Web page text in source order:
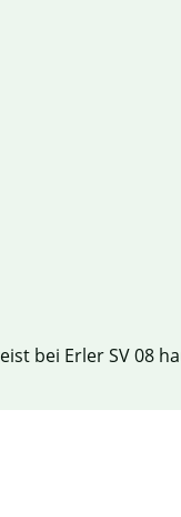
bei Erler SV 08